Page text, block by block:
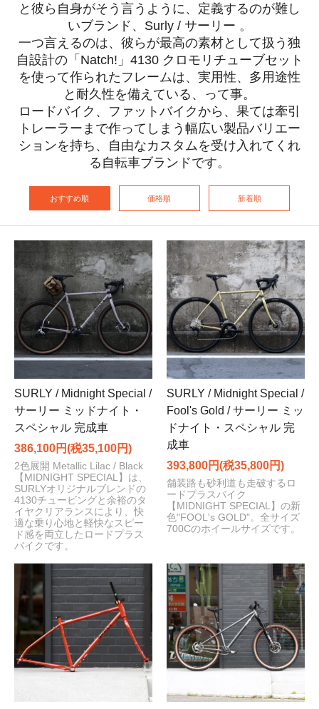
と彼ら自身がそう言うように、定義するのが難し
いブランド、Surly / サーリー 。
一つ言えるのは、彼らが最高の素材として扱う独
自設計の「Natch!」4130 クロモリチューブセット
を使って作られたフレームは、実用性、多用途性
と耐久性を備えている、って事。
ロードバイク、ファットバイクから、果ては牽引
トレーラーまで作ってしまう幅広い製品バリエー
ションを持ち、自由なカスタムを受け入れてくれ
る自転車ブランドです。
おすすめ順 価格順 新着順
SURLY / Midnight Special /
サーリー ミッドナイト・
スペシャル 完成車
386,100円(税35,100円)
2色展開 Metallic Lilac / Black
【MIDNIGHT SPECIAL】は、
SURLYオリジナルブレンドの
4130チュービングと余裕のタ
イヤクリアランスにより、快
適な乗り心地と軽快なスピー
ド感を両立したロードプラス
バイクです。
SURLY / Midnight Special /
Fool's Gold / サーリー ミッ
ドナイト・スペシャル 完
成車
393,800円(税35,800円)
舗装路も砂利道も走破するロ
ードプラスバイク
【MIDNIGHT SPECIAL】の新
色"FOOL's GOLD"。全サイズ
700Cのホイールサイズです。